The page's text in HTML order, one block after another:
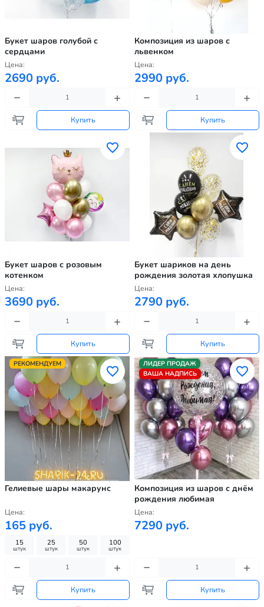
Букет шаров голубой с
сердцами
Цена:
2690 руб.
Купить
Композиция из шаров с
львенком
Цена:
2990 руб.
Купить
Букет шаров с розовым
котенком
Цена:
3690 руб.
Купить
Букет шариков на день
рождения золотая хлопушка
Цена:
2790 руб.
Купить
РЕКОМЕНДУЕМ
Гелиевые шары макарунс
Цена:
165 руб.
15
штук
25
штук
50
штук
100
штук
Купить
ЛИДЕР ПРОДАЖ
ВАША НАДПИСЬ
Композиция из шаров с днём
рождения любимая
Цена:
7290 руб.
Купить